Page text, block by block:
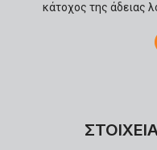
κάτοχος της άδειας